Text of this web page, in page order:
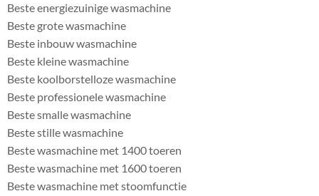
Beste energiezuinige wasmachine
Beste grote wasmachine
Beste inbouw wasmachine
Beste kleine wasmachine
Beste koolborstelloze wasmachine
Beste professionele wasmachine
Beste smalle wasmachine
Beste stille wasmachine
Beste wasmachine met 1400 toeren
Beste wasmachine met 1600 toeren
Beste wasmachine met stoomfunctie